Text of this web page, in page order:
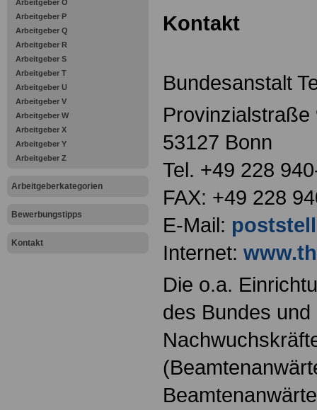
Arbeitgeber O
Arbeitgeber P
Arbeitgeber Q
Arbeitgeber R
Arbeitgeber S
Arbeitgeber T
Arbeitgeber U
Arbeitgeber V
Arbeitgeber W
Arbeitgeber X
Arbeitgeber Y
Arbeitgeber Z
Arbeitgeberkategorien
Bewerbungstipps
Kontakt
Kontakt
Bundesanstalt
Provinzialstraße
53127 Bonn
Tel. +49 228
FAX: +49 228
E-Mail:
Internet:
Die o.a.
des Bundes und